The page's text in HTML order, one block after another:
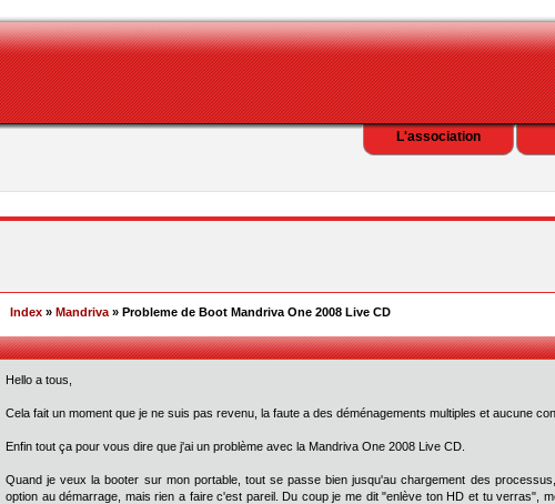
L'association
Index » Mandriva » Probleme de Boot Mandriva One 2008 Live CD
Hello a tous,
Cela fait un moment que je ne suis pas revenu, la faute a des déménagements multiples et aucune
Enfin tout ça pour vous dire que j'ai un problème avec la Mandriva One 2008 Live CD.
Quand je veux la booter sur mon portable, tout se passe bien jusqu'au chargement des
option au démarrage, mais rien a faire c'est pareil. Du coup je me dit "enlève ton HD et tu verras",